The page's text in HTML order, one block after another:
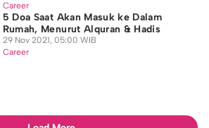
Career
5 Doa Saat Akan Masuk ke Dalam
Rumah, Menurut Alquran & Hadis
29 Nov 2021, 05:00 WIB
Career